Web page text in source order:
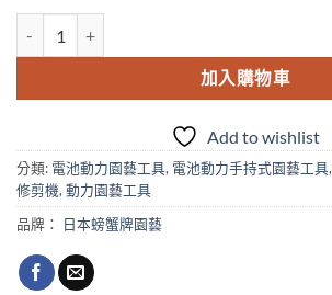
加入購物車
Add to wishlist
分類: 電池動力園藝工具, 電池動力手持式園藝工具,
修剪機, 動力園藝工具
品牌：
日本螃蟹牌園藝